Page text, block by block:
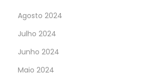
Agosto 2024
Julho 2024
Junho 2024
Maio 2024